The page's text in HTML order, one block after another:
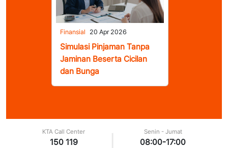
Finansial 20 Apr 2026
Simulasi Pinjaman Tanpa
Jaminan Beserta Cicilan
dan Bunga
KTA Call Center
150 119
Senin - Jumat
08:00-17:00